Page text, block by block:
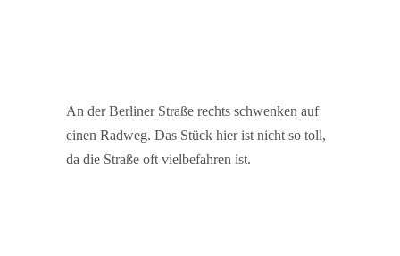
An der Berliner Straße rechts schwenken auf
einen Radweg. Das Stück hier ist nicht so toll,
da die Straße oft vielbefahren ist.